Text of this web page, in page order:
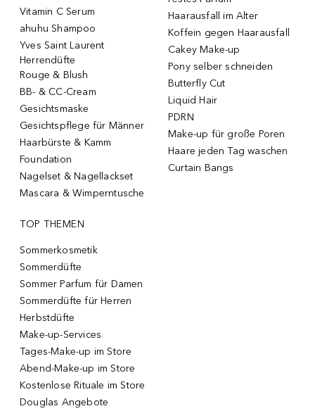
Vitamin C Serum
ahuhu Shampoo
Yves Saint Laurent
Herrendüfte
Rouge & Blush
BB- & CC-Cream
Gesichtsmaske
Gesichtspflege für Männer
Haarbürste & Kamm
Foundation
Nagelset & Nagellackset
Mascara & Wimperntusche
Haarausfall im Alter
Koffein gegen Haarausfall
Cakey Make-up
Pony selber schneiden
Butterfly Cut
Liquid Hair
PDRN
Make-up für große Poren
Haare jeden Tag waschen
Curtain Bangs
TOP THEMEN
Sommerkosmetik
Sommerdüfte
Sommer Parfum für Damen
Sommerdüfte für Herren
Herbstdüfte
Make-up-Services
Tages-Make-up im Store
Abend-Make-up im Store
Kostenlose Rituale im Store
Douglas Angebote